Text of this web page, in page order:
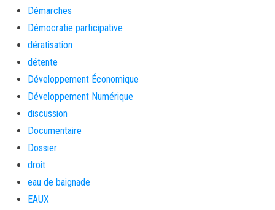
Démarches
Démocratie participative
dératisation
détente
Développement Économique
Développement Numérique
discussion
Documentaire
Dossier
droit
eau de baignade
EAUX